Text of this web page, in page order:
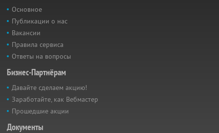
Основное
Публикации о нас
Вакансии
Правила сервиса
Ответы на вопросы
Бизнес-Партнёрам
Давайте сделаем акцию!
Заработайте, как Вебмастер
Прошедшие акции
Документы